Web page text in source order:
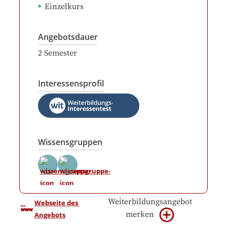
Einzelkurs
Angebotsdauer
2 Semester
Interessensprofil
Wissensgruppen
Webseite des
Angebots
Weiterbildungsangebot
merken